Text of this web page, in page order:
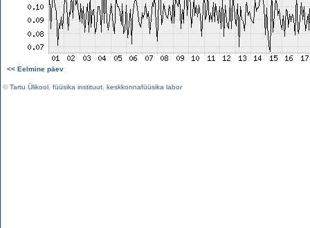
<< Eelmine päev
©Tartu Ülikool füüsika instituut keskkonnafüüsika labor